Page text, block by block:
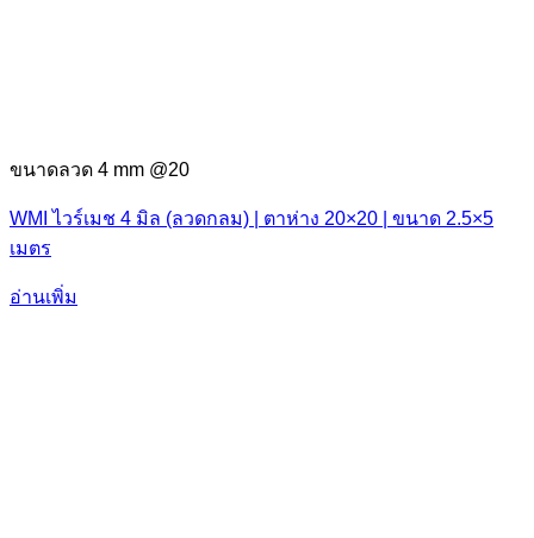
ขนาดลวด 4 mm @20
WMI ไวร์เมช 4 มิล (ลวดกลม) | ตาห่าง 20×20 | ขนาด 2.5×5
เมตร
อ่านเพิ่ม